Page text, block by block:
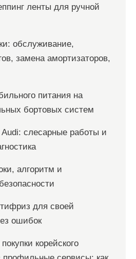
ленты для ручной
обслуживание,
замена амортизаторов,
питания на
бортовых систем
слесарные работы и
алгоритм и
для своей
ошибок
корейского